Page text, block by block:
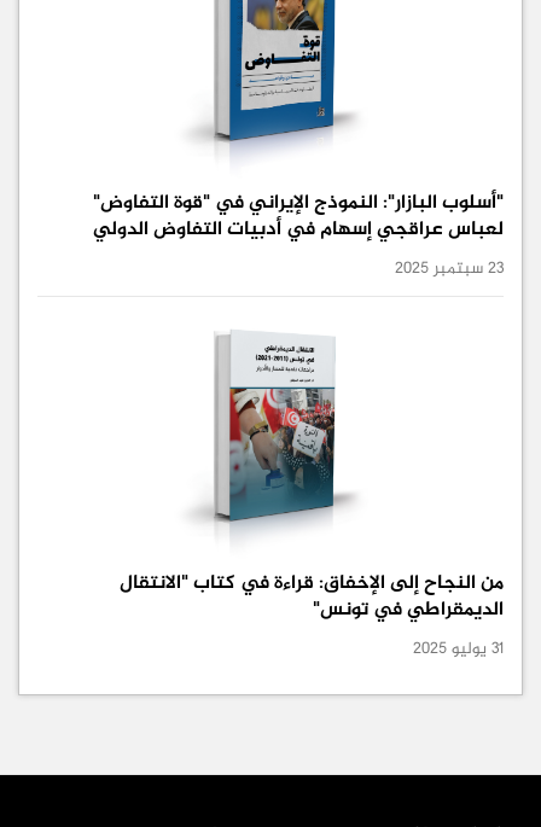
"أسلوب البازار": النموذج الإيراني في "قوة التفاوض"
لعباس عراقجي إسهام في أدبيات التفاوض الدولي
23 سبتمبر 2025
من النجاح إلى الإخفاق: قراءة في كتاب "الانتقال
الديمقراطي في تونس"
31 يوليو 2025